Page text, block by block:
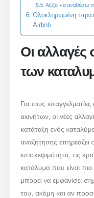
Αξίζει να αναθέσω
Ολοκληρωμένη
Airbnb
Οι αλλαγές
των
Για τους επαγγελματίες
ακινήτων, οι νέες
κατάταξη ενός
αναζήτησης επηρεάζει
επισκεψιμότητα, τις
κατάλυμα που είναι
μπορεί να εμφανίσει
του, ακόμη και αν